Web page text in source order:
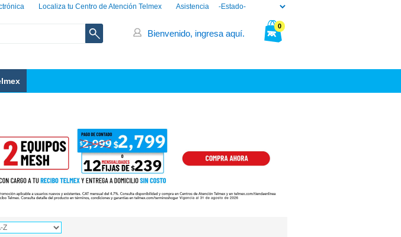
Asistencia
Localiza tu Centro de Atención Telmex
0
Bienvenido, ingresa aquí.